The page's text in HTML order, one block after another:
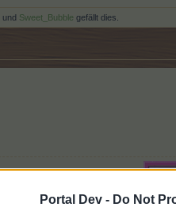
Portal Dev - Do Not
und Sweet_Bubble gefällt dies.